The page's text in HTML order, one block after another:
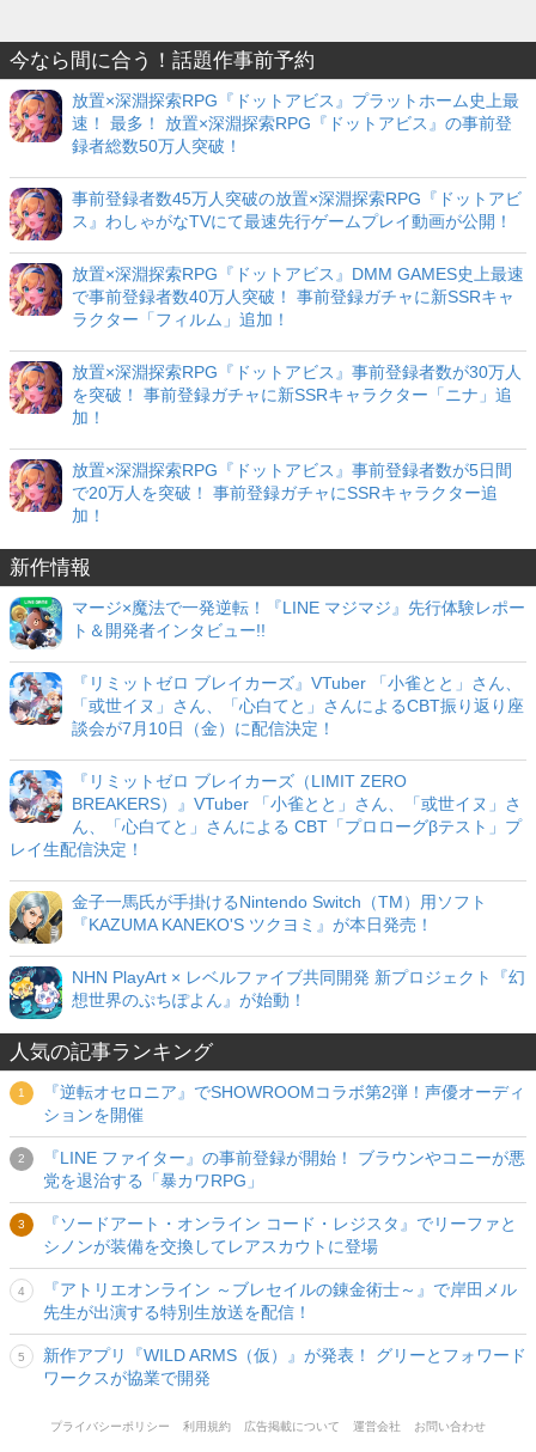
今なら間に合う！話題作事前予約
放置×深淵探索RPG『ドットアビス』プラットホーム史上最
速！ 最多！ 放置×深淵探索RPG『ドットアビス』の事前登
録者総数50万人突破！
事前登録者数45万人突破の放置×深淵探索RPG『ドットアビ
ス』わしゃがなTVにて最速先行ゲームプレイ動画が公開！
放置×深淵探索RPG『ドットアビス』DMM GAMES史上最速
で事前登録者数40万人突破！ 事前登録ガチャに新SSRキャ
ラクター「フィルム」追加！
放置×深淵探索RPG『ドットアビス』事前登録者数が30万人
を突破！ 事前登録ガチャに新SSRキャラクター「ニナ」追
加！
放置×深淵探索RPG『ドットアビス』事前登録者数が5日間
で20万人を突破！ 事前登録ガチャにSSRキャラクター追
加！
新作情報
マージ×魔法で一発逆転！『LINE マジマジ』先行体験レポー
ト＆開発者インタビュー!!
『リミットゼロ ブレイカーズ』VTuber 「小雀とと」さん、
「或世イヌ」さん、「心白てと」さんによるCBT振り返り座
談会が7月10日（金）に配信決定！
『リミットゼロ ブレイカーズ（LIMIT ZERO
BREAKERS）』VTuber 「小雀とと」さん、「或世イヌ」さ
ん、「心白てと」さんによる CBT「プロローグβテスト」プ
レイ生配信決定！
金子一馬氏が手掛けるNintendo Switch（TM）用ソフト
『KAZUMA KANEKO'S ツクヨミ』が本日発売！
NHN PlayArt × レベルファイブ共同開発 新プロジェクト『幻
想世界のぷちぽよん』が始動！
人気の記事ランキング
『逆転オセロニア』でSHOWROOMコラボ第2弾！声優オーディ
ションを開催
『LINE ファイター』の事前登録が開始！ ブラウンやコニーが悪
党を退治する「暴カワRPG」
『ソードアート・オンライン コード・レジスタ』でリーファと
シノンが装備を交換してレアスカウトに登場
『アトリエオンライン ～ブレセイルの錬金術士～』で岸田メル
先生が出演する特別生放送を配信！
新作アプリ『WILD ARMS（仮）』が発表！ グリーとフォワード
ワークスが協業で開発
プライバシーポリシー 利用規約 広告掲載について 運営会社 お問い合わせ